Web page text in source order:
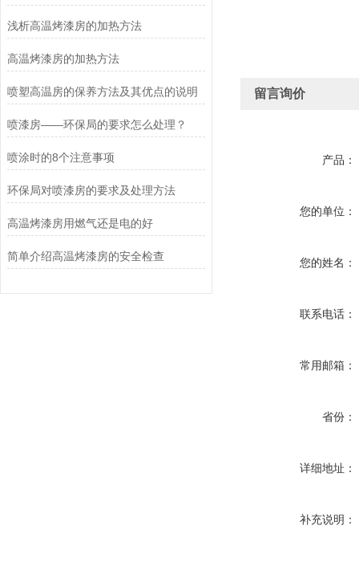
浅析高温烤漆房的加热方法
高温烤漆房的加热方法
喷塑高温房的保养方法及其优点的说明
喷漆房——环保局的要求怎么处理？
喷涂时的8个注意事项
环保局对喷漆房的要求及处理方法
高温烤漆房用燃气还是电的好
简单介绍高温烤漆房的安全检查
留言询价
产品：
您的单位：
您的姓名：
联系电话：
常用邮箱：
省份：
详细地址：
补充说明：